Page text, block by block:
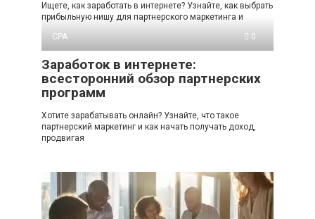
Ищете, как заработать в интернете? Узнайте, как выбрать
прибыльную нишу для партнерского маркетинга и
CPA
0
Заработок в интернете:
всесторонний обзор партнерских
программ
Хотите зарабатывать онлайн? Узнайте, что такое
партнерский маркетинг и как начать получать доход,
продвигая